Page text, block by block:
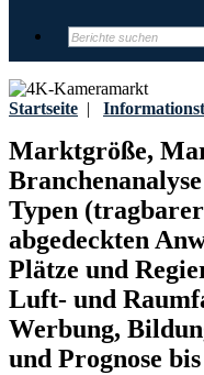
Startseite |
Marktgröße,
Typen
abgedeckten
Plätze und
Luft- und
Werbung,
und Prognose